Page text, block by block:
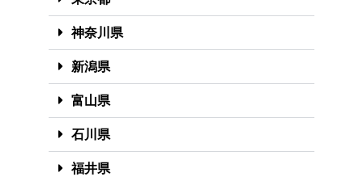
神奈川県
新潟県
富山県
石川県
福井県